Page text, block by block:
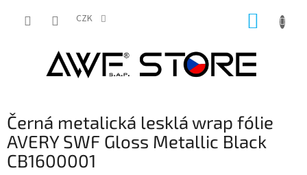
CZK
Černá metalická lesklá wrap fólie
AVERY SWF Gloss Metallic Black
CB1600001